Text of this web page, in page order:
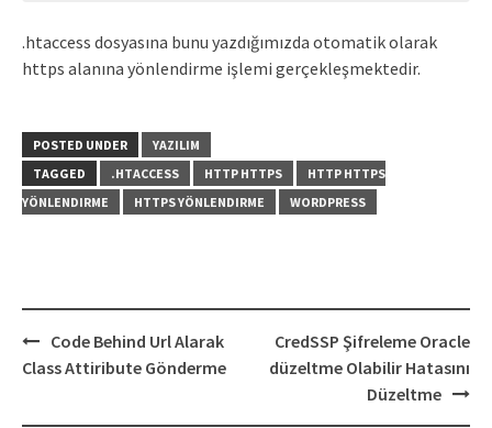
.htaccess dosyasına bunu yazdığımızda otomatik olarak
https alanına yönlendirme işlemi gerçekleşmektedir.
POSTED UNDER
YAZILIM
TAGGED
.HTACCESS HTTP HTTPS
HTTP HTTPS
YÖNLENDIRME
HTTPS YÖNLENDIRME WORDPRESS
Post
navigation
Code Behind Url Alarak
Class Attiribute Gönderme
CredSSP Şifreleme Oracle
düzeltme Olabilir Hatasını
Düzeltme